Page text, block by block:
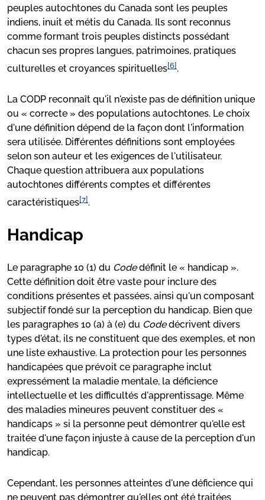
peuples autochtones du Canada sont les peuples
indiens, inuit et métis du Canada. Ils sont reconnus
comme formant trois peuples distincts possédant
chacun ses propres langues, patrimoines, pratiques
culturelles et croyances spirituelles[6].
La CODP reconnaît qu'il n'existe pas de définition unique
ou « correcte » des populations autochtones. Le choix
d'une définition dépend de la façon dont l'information
sera utilisée. Différentes définitions sont employées
selon son auteur et les exigences de l'utilisateur.
Chaque question attribuera aux populations
autochtones différents comptes et différentes
caractéristiques[7].
Handicap
Le paragraphe 10 (1) du Codedéfinit le « handicap ».
Cette définition doit être vaste pour inclure des
conditions présentes et passées, ainsi qu'un composant
subjectif fondé sur la perception du handicap. Bien que
les paragraphes 10 (a) à (e) du Codedécrivent divers
types d'état, ils ne constituent que des exemples, et non
une liste exhaustive. La protection pour les personnes
handicapées que prévoit ce paragraphe inclut
expressément la maladie mentale, la déficience
intellectuelle et les difficultés d'apprentissage. Même
des maladies mineures peuvent constituer des «
handicaps » si la personne peut démontrer qu'elle est
traitée d'une façon injuste à cause de la perception d'un
handicap.
Cependant, les personnes atteintes d'une déficience qui
ne peuvent pas démontrer qu'elles ont été traitées